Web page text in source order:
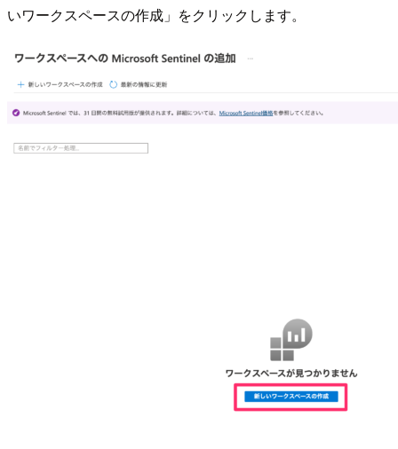
いワークスペースの作成」をクリックします。